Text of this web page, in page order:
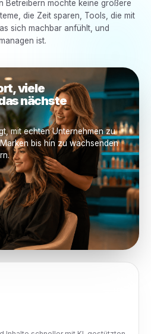
Automatisierung
Marketingaufgaben
Kampagnen und Einblicke in
ist, was funktioniert, was
und woher das Wachstum
Phase entwickelt
Ihres
wächst
von Betreibern möchte keine